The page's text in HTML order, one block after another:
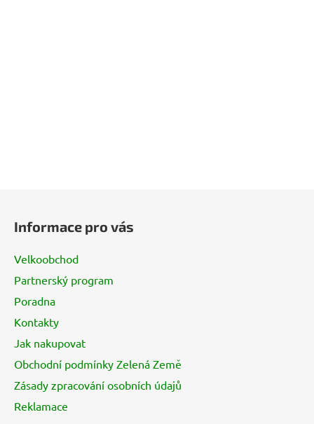
Informace pro vás
Velkoobchod
Partnerský program
Poradna
Kontakty
Jak nakupovat
Obchodní podmínky Zelená Země
Zásady zpracování osobních údajů
Reklamace